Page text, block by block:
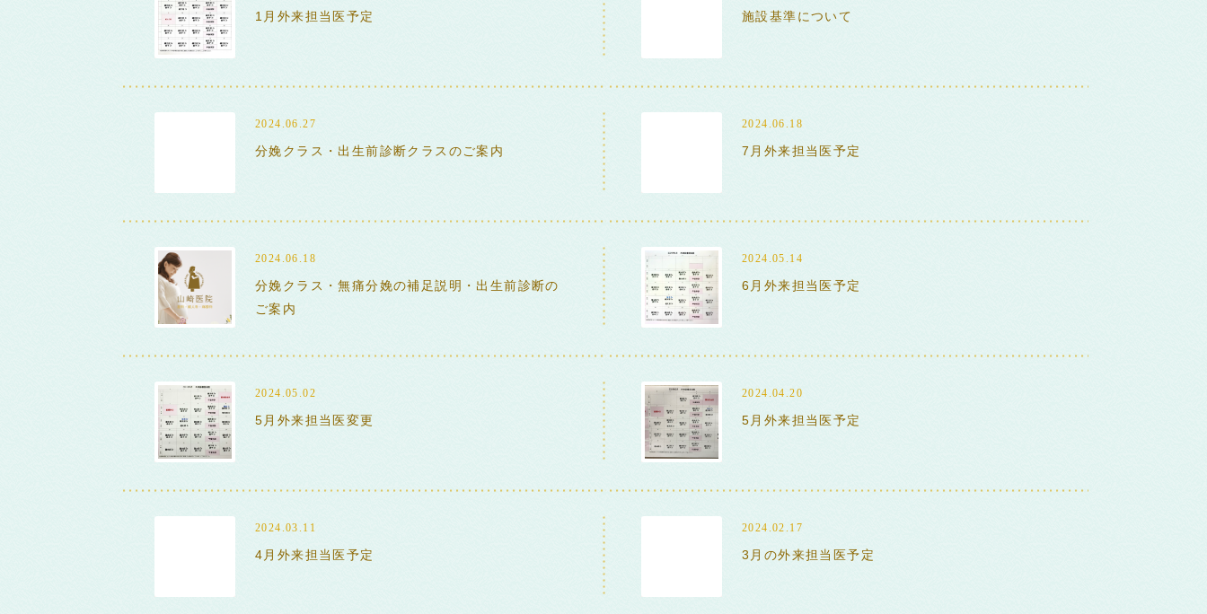
1月外来担当医予定 施設基準について
2024.06.27
分娩クラス・出生前診断クラスのご案内
2024.06.18
7月外来担当医予定
2024.06.18
分娩クラス・無痛分娩の補足説明・出生前診断の
ご案内
2024.05.14
6月外来担当医予定
2024.05.02
5月外来担当医変更
2024.04.20
5月外来担当医予定
2024.03.11
4月外来担当医予定
2024.02.17
3月の外来担当医予定